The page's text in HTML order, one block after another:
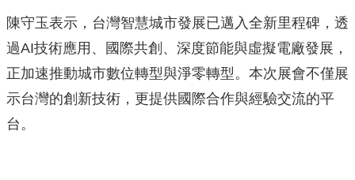
陳守玉表示，台灣智慧城市發展已邁入全新里程碑，透
過AI技術應用、國際共創、深度節能與虛擬電廠發展，
正加速推動城市數位轉型與淨零轉型。本次展會不僅展
示台灣的創新技術，更提供國際合作與經驗交流的平
台。